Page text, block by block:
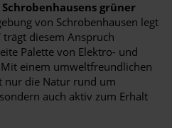
grüner
von Schrobenhausen legt
diesem Anspruch
Palette von Elektro- und
einem umweltfreundlichen
nur die Natur rund um
auch aktiv zum Erhalt